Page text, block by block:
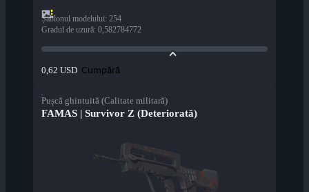
Șablonul modelului: 254
Gradul de uzură: 0,582784772
0,62 USD Cumpără
Pușcă ghintuită (Calitate militară)
FAMAS | Survivor Z (Deteriorată)